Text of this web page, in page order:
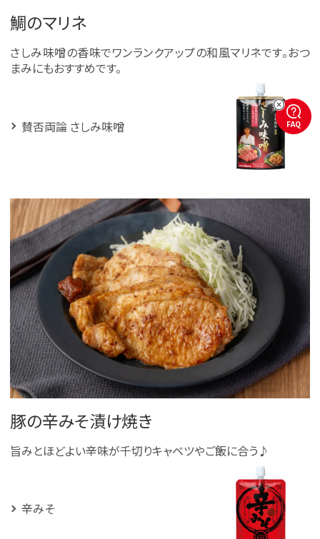
鯛のマリネ
さしみ味噌の香味でワンランクアップの和風マリネです。おつ
まみにもおすすめです。
賛否両論 さしみ味噌
豚の辛みそ漬け焼き
旨みとほどよい辛味が千切りキャベツやご飯に合う♪
辛みそ
FAQ